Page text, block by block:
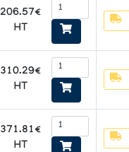
206.57€
HT
310.29€
HT
371.81€
HT